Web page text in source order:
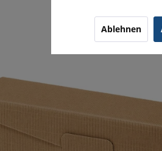
Ablehnen